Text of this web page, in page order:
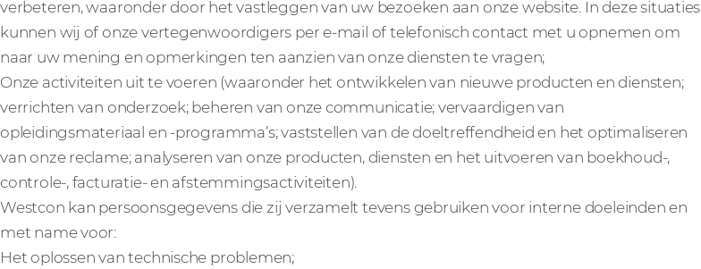
verbeteren, waaronder door het vastleggen van uw bezoeken aan onze website. In deze situaties
kunnen wij of onze vertegenwoordigers per e-mail of telefonisch contact met u opnemen om
naar uw mening en opmerkingen ten aanzien van onze diensten te vragen;
Onze activiteiten uit te voeren (waaronder het ontwikkelen van nieuwe producten en diensten;
verrichten van onderzoek; beheren van onze communicatie; vervaardigen van
opleidingsmateriaal en -programma’s; vaststellen van de doeltreffendheid en het optimaliseren
van onze reclame; analyseren van onze producten, diensten en het uitvoeren van boekhoud-,
controle-, facturatie- en afstemmingsactiviteiten).
Westcon kan persoonsgegevens die zij verzamelt tevens gebruiken voor interne doeleinden en
met name voor:
Het oplossen van technische problemen;